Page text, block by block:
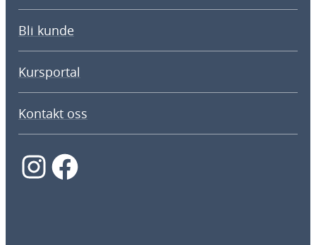
Bli kunde
Kursportal
Kontakt oss
InstagramFacebook